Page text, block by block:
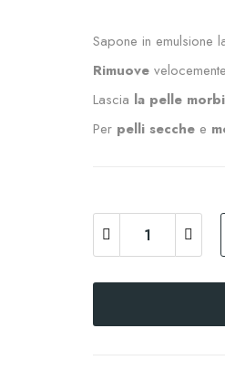
Sapone in emulsione
Rimuove
Lascia la pelle
Per pelli secche e